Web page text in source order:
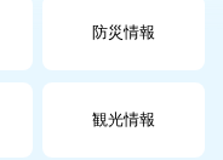
防災情報
観光情報